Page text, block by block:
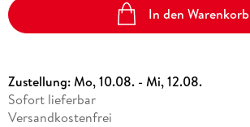
In den Warenkorb
Zustellung:Mo, 10.08. - Mi, 12.08.
Sofort lieferbar
Versandkostenfrei